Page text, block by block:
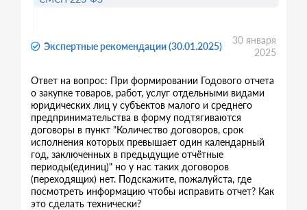
Экспертные рекомендации (30.01.2025)
30 января
2025
Ответ на вопрос: При формировании Годового отчета
о закупке товаров, работ, услуг отдельными видами
юридических лиц у субъектов малого и среднего
предпринимательства в форму подтягиваются
договоры в пункт "Количество договоров, срок
исполнения которых превышает один календарный
год, заключенных в предыдущие отчётные
периоды(единиц)" но у нас таких договоров
(переходящих) нет. Подскажите, пожалуйста, где
посмотреть информацию чтобы исправить отчет? Как
это сделать технически?